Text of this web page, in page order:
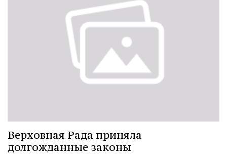
Верховная Рада приняла
долгожданные законы